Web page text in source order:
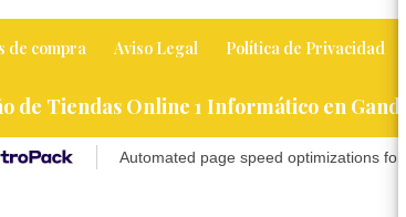
de compra Aviso Legal Política de Privacidad
de Tiendas Online 1 Informático en Gandia